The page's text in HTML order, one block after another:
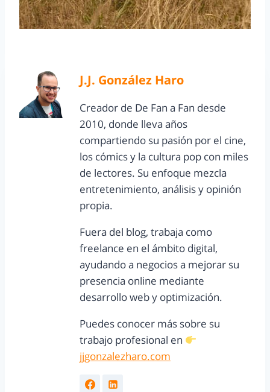
J.J. González Haro
Creador de De Fan a Fan desde
2010, donde lleva años
compartiendo su pasión por el cine,
los cómics y la cultura pop con miles
de lectores. Su enfoque mezcla
entretenimiento, análisis y opinión
propia.
Fuera del blog, trabaja como
freelance en el ámbito digital,
ayudando a negocios a mejorar su
presencia online mediante
desarrollo web y optimización.
Puedes conocer más sobre su
trabajo profesional en
jjgonzalezharo.com